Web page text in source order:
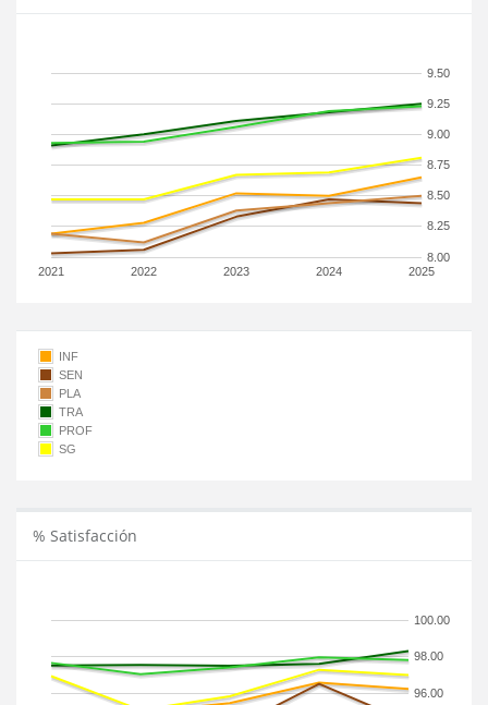
2021 2022 2023 2024 2025
8.00
8.25
8.50
8.75
9.00
9.25
9.50
INF
SEN
PLA
TRA
PROF
SG
% Satisfacción
96.00
98.00
100.00